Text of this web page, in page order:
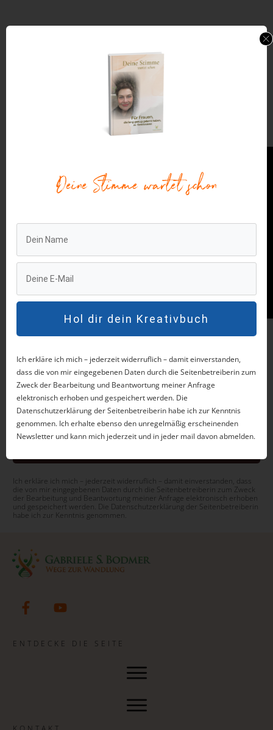
In meinem neuen Video erfährst du, warum es
wenig erfolgreich ist, Affirmationen zu benutzen,
um Veränderung zu bewirken.
Newsletter
Ich erkläre ich mich – jederzeit widerruflich – damit einverstanden, dass
die von mir eingegebenen Daten durch die Seitenbetreiberin zum Zweck
der Bearbeitung und Beantwortung meiner Anfrage elektronisch erhoben
und gespeichert werden. Die Datenschutzerklärung der Seitenbetreiberin
habe ich zur Kenntnis genommen.
ENTDECKE DIE SEITE
Deine Stimme wartet schon
Hol dir dein Kreativbuch
Ich erkläre ich mich – jederzeit widerruflich – damit einverstanden,
dass die von mir eingegebenen Daten durch die Seitenbetreiberin zum
Zweck der Bearbeitung und Beantwortung meiner Anfrage
elektronisch erhoben und gespeichert werden. Die
Datenschutzerklärung der Seitenbetreiberin habe ich zur Kenntnis
genommen. Ich erhalte ebenso den unregelmäßig erscheinenden
Newsletter und kann mich jederzeit und in jeder mail davon abmelden.